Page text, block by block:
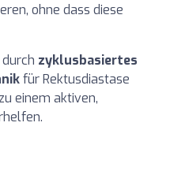
ohne dass diese
zyklusbasiertes
für Rektusdiastase
einem aktiven,